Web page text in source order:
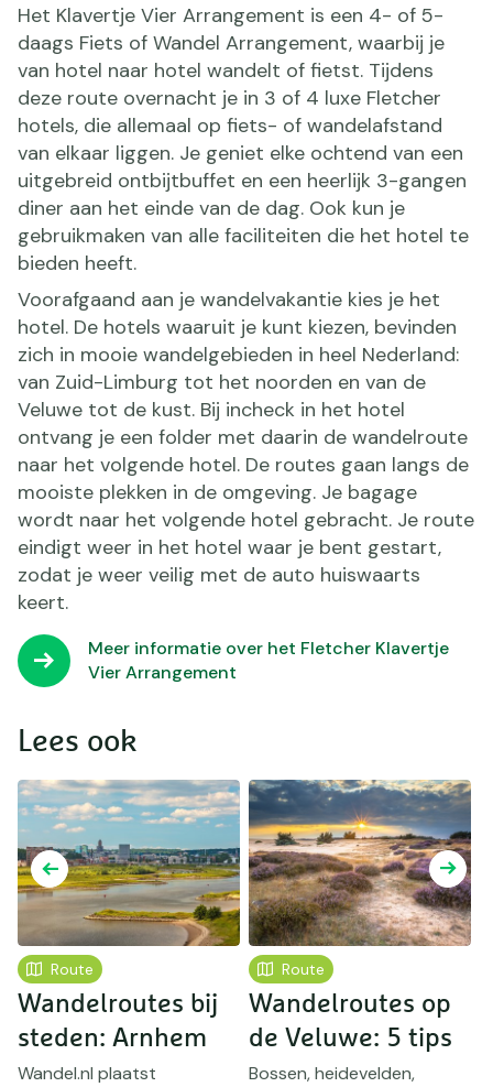
Het Klavertje Vier Arrangement is een 4- of 5-
daags Fiets of Wandel Arrangement, waarbij je
van hotel naar hotel wandelt of fietst. Tijdens
deze route overnacht je in 3 of 4 luxe Fletcher
hotels, die allemaal op fiets- of wandelafstand
van elkaar liggen. Je geniet elke ochtend van een
uitgebreid ontbijtbuffet en een heerlijk 3-gangen
diner aan het einde van de dag. Ook kun je
gebruikmaken van alle faciliteiten die het hotel te
bieden heeft.
Voorafgaand aan je wandelvakantie kies je het
hotel. De hotels waaruit je kunt kiezen, bevinden
zich in mooie wandelgebieden in heel Nederland:
van Zuid-Limburg tot het noorden en van de
Veluwe tot de kust. Bij incheck in het hotel
ontvang je een folder met daarin de wandelroute
naar het volgende hotel. De routes gaan langs de
mooiste plekken in de omgeving. Je bagage
wordt naar het volgende hotel gebracht. Je route
eindigt weer in het hotel waar je bent gestart,
zodat je weer veilig met de auto huiswaarts
keert.
Meer informatie over het Fletcher Klavertje
Vier Arrangement
Lees ook
Route
Wandelroutes bij
steden: Arnhem
Wandel.nl plaatst
Route
Wandelroutes op
de Veluwe: 5 tips
Bossen, heidevelden,